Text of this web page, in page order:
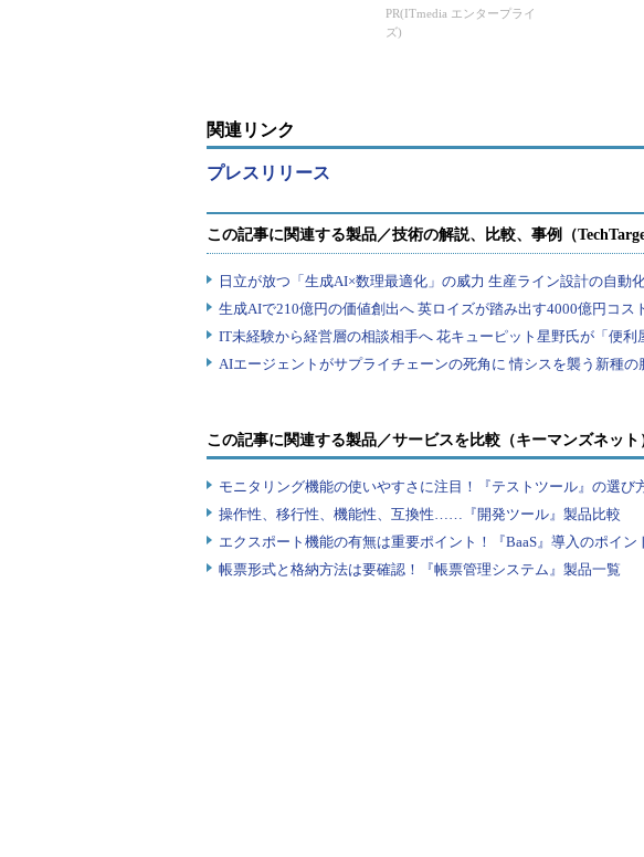
PR(ITmedia エンタープライ
ズ)
関連リンク
プレスリリース
この記事に関連する製品／サービスを比較（キーマンズネット
モニタリング機能の使いやすさに注目！『テストツール』の選び
操作性、移行性、機能性、互換性……『開発ツール』製品比較
エクスポート機能の有無は重要ポイント！『BaaS』導入のポイン
帳票形式と格納方法は要確認！『帳票管理システム』製品一覧